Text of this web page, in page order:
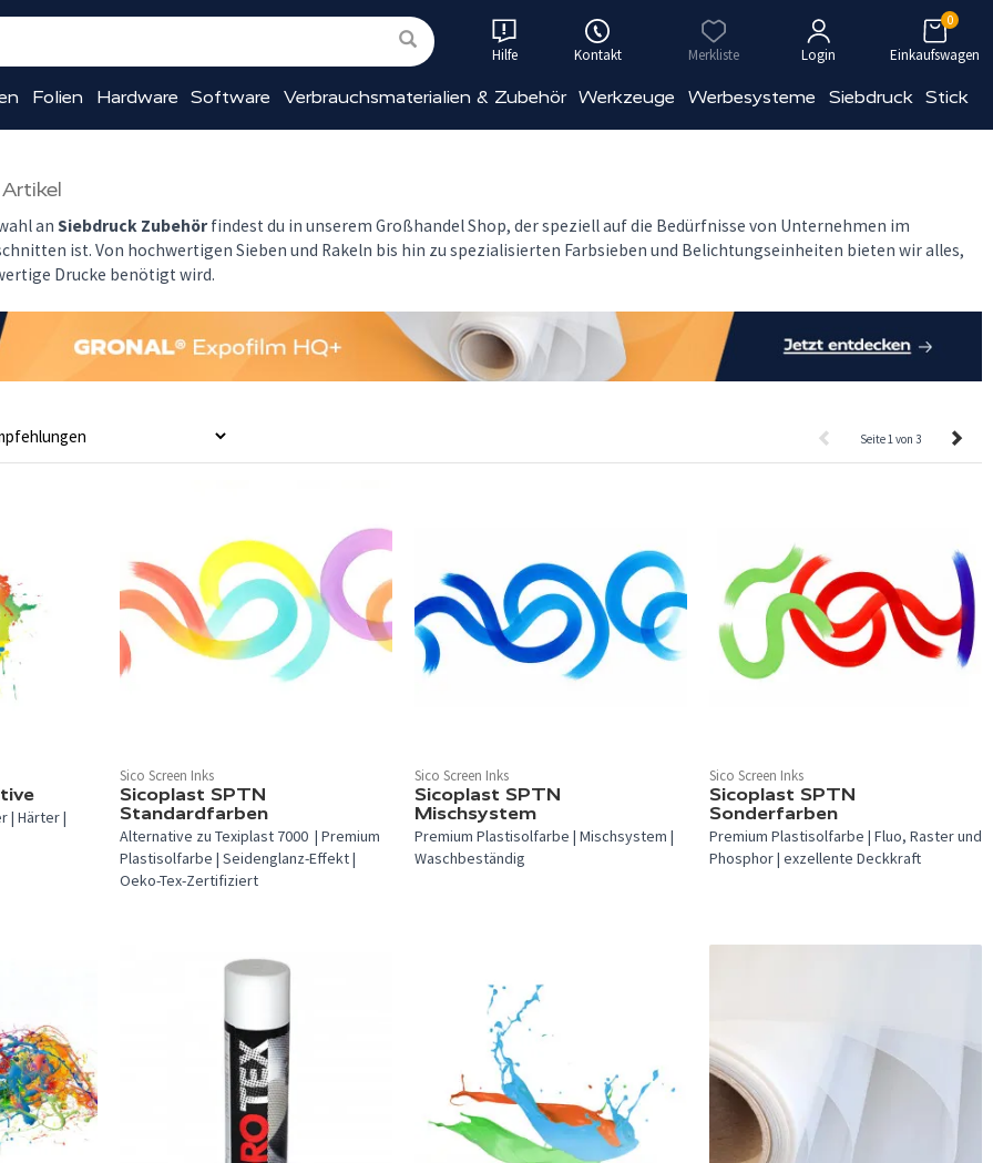
Hilfe Kontakt Merkliste Login Einkaufswagen
0
Folien Hardware Software Verbrauchsmaterialien & Zubehör Werkzeuge Werbesysteme Siebdruck Stick
Artikel
an Siebdruck Zubehörfindest du in unserem Großhandel Shop, der speziell auf die Bedürfnisse von Unternehmen im
ist. Von hochwertigen Sieben und Rakeln bis hin zu spezialisierten Farbsieben und Belichtungseinheiten bieten wir alles,
Drucke benötigt wird.
Seite 1 von 3
| Härter |
In 29 Farben verfügbar.
Sico Screen Inks
Sicoplast SPTN
Standardfarben
Alternative zu Texiplast 7000 | Premium
Plastisolfarbe | Seidenglanz-Effekt |
Oeko-Tex-Zertifiziert
In 11 Farben verfügbar.
Sico Screen Inks
Sicoplast SPTN
Mischsystem
Premium Plastisolfarbe | Mischsystem |
Waschbeständig
In 12 Farben verfügbar.
Sico Screen Inks
Sicoplast SPTN
Sonderfarben
Premium Plastisolfarbe | Fluo, Raster und
Phosphor | exzellente Deckkraft